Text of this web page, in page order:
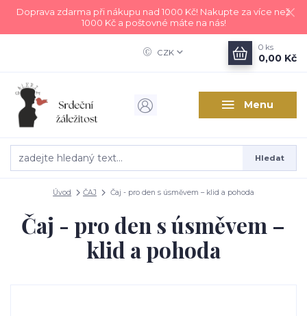
Doprava zdarma při nákupu nad 1000 Kč! Nakupte za více než
1000 Kč a poštovné máte na nás!
Menu
CZK
Hledat
0 ks
0,00 Kč
Úvod ČAJ Čaj - pro den s úsměvem – klid a pohoda
Čaj - pro den s úsměvem –
klid a pohoda